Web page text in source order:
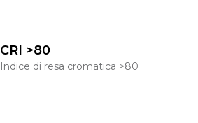
CRI >80
Indice di resa cromatica >80